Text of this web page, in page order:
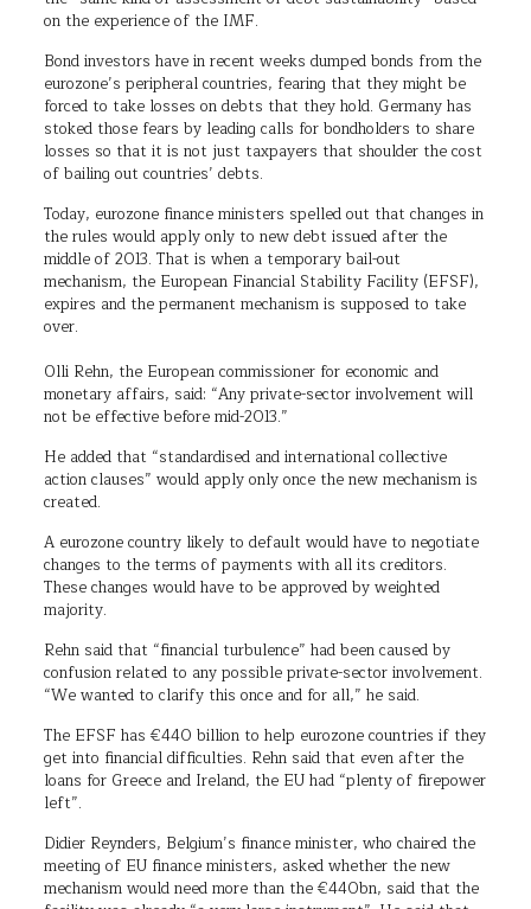
on the experience of the IMF.
Bond investors have in recent weeks dumped bonds from the
eurozone’s peripheral countries, fearing that they might be
forced to take losses on debts that they hold. Germany has
stoked those fears by leading calls for bondholders to share
losses so that it is not just taxpayers that shoulder the cost
of bailing out countries’ debts.
Today, eurozone finance ministers spelled out that changes in
the rules would apply only to new debt issued after the
middle of 2013. That is when a temporary bail-out
mechanism, the European Financial Stability Facility (EFSF),
expires and the permanent mechanism is supposed to take
over.
Olli Rehn, the European commissioner for economic and
monetary affairs, said: “Any private-sector involvement will
not be effective before mid-2013.”
He added that “standardised and international collective
action clauses” would apply only once the new mechanism is
created.
A eurozone country likely to default would have to negotiate
changes to the terms of payments with all its creditors.
These changes would have to be approved by weighted
majority.
Rehn said that “financial turbulence” had been caused by
confusion related to any possible private-sector involvement.
“We wanted to clarify this once and for all,” he said.
The EFSF has €440 billion to help eurozone countries if they
get into financial difficulties. Rehn said that even after the
loans for Greece and Ireland, the EU had “plenty of firepower
left”.
Didier Reynders, Belgium’s finance minister, who chaired the
meeting of EU finance ministers, asked whether the new
mechanism would need more than the €440bn, said that the